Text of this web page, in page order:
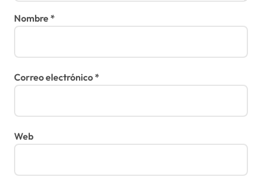
Nombre*
Correo electrónico*
Web